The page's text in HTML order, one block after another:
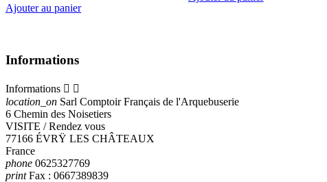
Ajouter au panier
Informations
Informations  
location_on Sarl Comptoir Français de l'Arquebuserie
6 Chemin des Noisetiers
VISITE / Rendez vous
77166 ÉVRŸ LES CHÂTEAUX
France
phone 0625327769
printFax : 0667389839